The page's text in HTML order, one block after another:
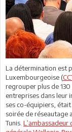
La détermination est
Luxembourgeoise (
regrouper plus de
entreprises dans leur
ses co-équipiers,
soirée de réseautage
Tunis. L’ambassadeur